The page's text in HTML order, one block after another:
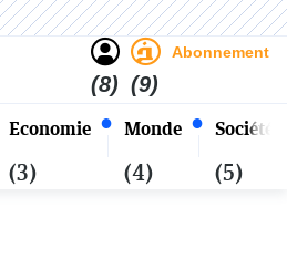
Economie
(3)
Monde
(4)
Société
(5)
(8)
Abonnement
(9)
Alger